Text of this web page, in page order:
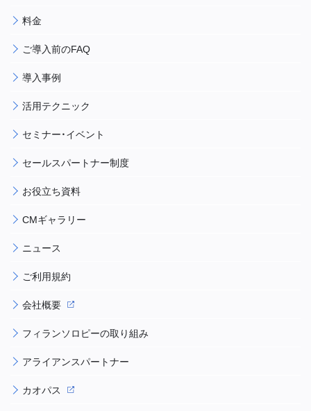
料金
ご導入前のFAQ
導入事例
活用テクニック
セミナー・イベント
セールスパートナー制度
お役立ち資料
CMギャラリー
ニュース
ご利用規約
会社概要
フィランソロピーの取り組み
アライアンスパートナー
カオパス